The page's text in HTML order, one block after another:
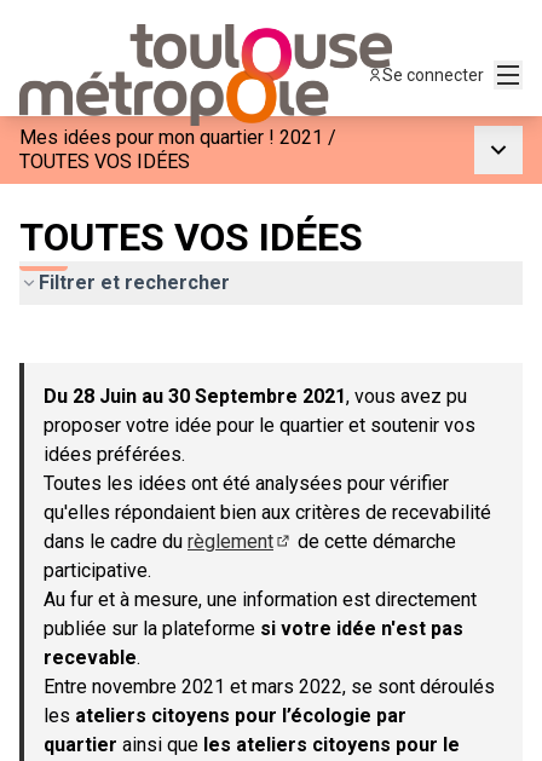
Se connecter
Mes idées pour mon quartier ! 2021 /
TOUTES VOS IDÉES
TOUTES VOS IDÉES
Filtrer et rechercher
−
Du 28 Juin au 30 Septembre 2021, vous avez pu
proposer votre idée pour le quartier et soutenir vos
idées préférées.
Toutes les idées ont été analysées pour vérifier
qu'elles répondaient bien aux critères de recevabilité
dans le cadre du règlement
de cette démarche
participative.
Au fur et à mesure, une information est directement
publiée sur la plateforme si votre idée n'est pas
recevable.
Entre novembre 2021 et mars 2022, se sont déroulés
les ateliers citoyens pour l’écologie par
quartier ainsi que les ateliers citoyens pour le